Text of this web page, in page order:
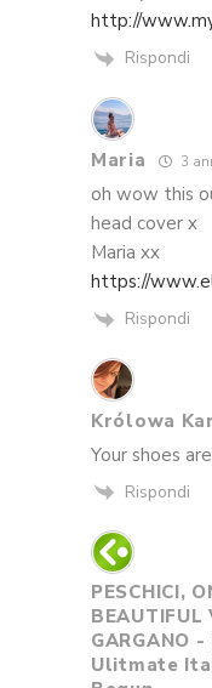
http://
Rispondi
Maria 3
oh wow this
head cover x
Maria xx
https://
Rispondi
Królowa
Your shoes
Rispondi
PESCHICI,
BEAUTIFUL
GARGANO
Ulitmate